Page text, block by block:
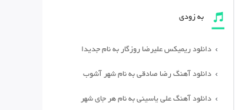
به زودی
دانلود ریمیکس علیرضا روزگار به نام جدیدا
دانلود آهنگ رضا صادقی به نام شهر آشوب
دانلود آهنگ علی یاسینی به نام هر جای شهر